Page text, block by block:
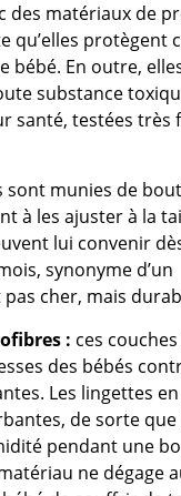
des matériaux de
qu’elles protègent
bébé. En outre,
substance
santé, testées très
sont munies de
à les ajuster à la
lui convenir
synonyme d’un
cher, mais
: ces
des bébés
Les lingettes
de sorte
pendant une
ne dégage